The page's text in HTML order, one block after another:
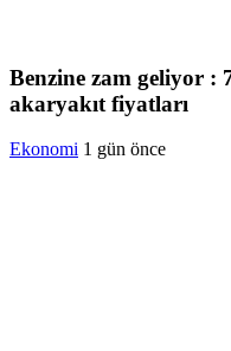
Benzine zam geliyor :
akaryakıt fiyatları
Ekonomi 1 gün önce